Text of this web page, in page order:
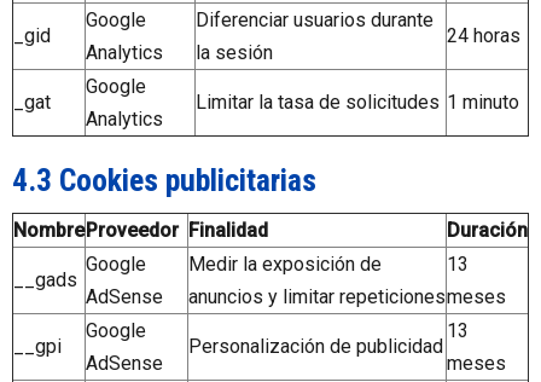
_gid
Google
Analytics
Diferenciar usuarios durante
la sesión
24 horas
_gat
Google
Analytics
Limitar la tasa de solicitudes 1 minuto
4.3 Cookies publicitarias
NombreProveedor Finalidad Duración
__gads
Google
AdSense
Medir la exposición de
anuncios y limitar repeticiones
13
meses
__gpi
Google
AdSense
Personalización de publicidad
13
meses